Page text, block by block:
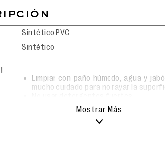
Sintético PVC
Sintético
Limpiar con paño húmedo, agua y
mucho cuidado para no rayar la
El secado debe ser al aire libre bajo
Mostrar Más